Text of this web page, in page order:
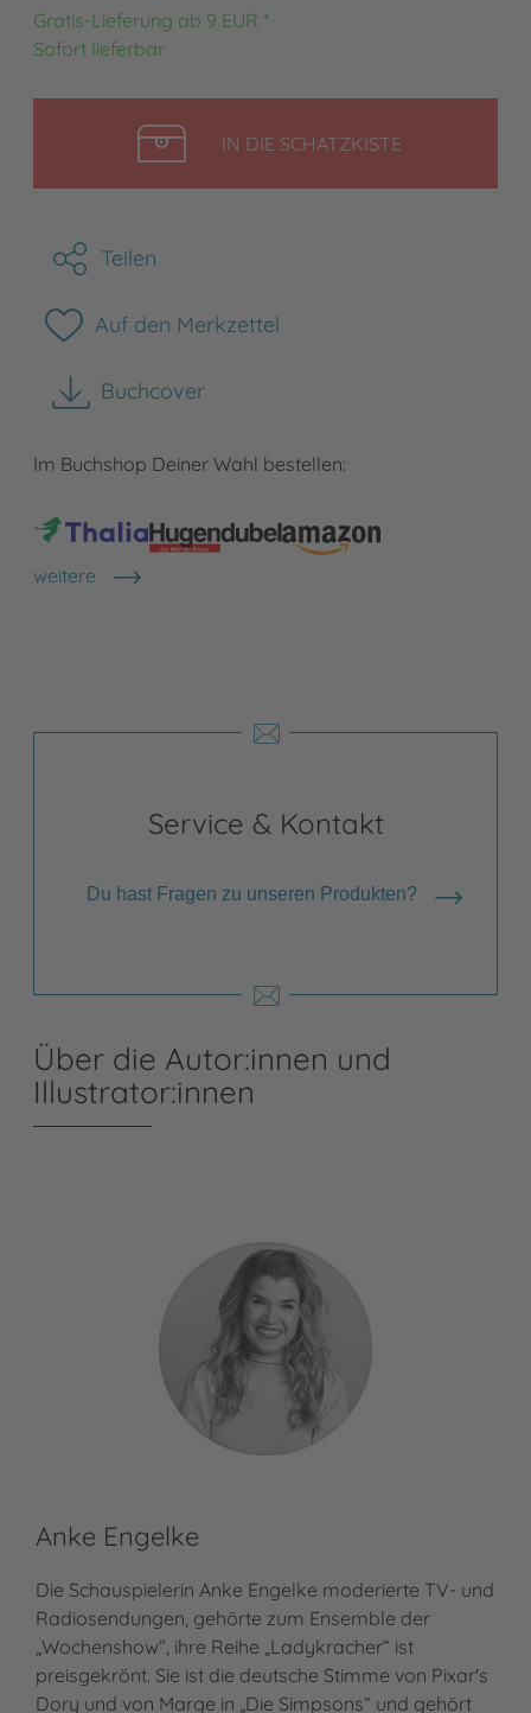
Gratis-Lieferung ab 9 EUR *
Sofort lieferbar
IN DIE SCHATZKISTELEGEN
Teilen
Auf den Merkzettel
Buchcover
herunterladen
Im Buchshop Deiner Wahl bestellen:
weitere
Shops anzeigen
Service & Kontakt
Du hast Fragen zu unseren Produkten?
Über die Autor:innen und
Illustrator:innen
Anke Engelke
Die Schauspielerin Anke Engelke moderierte TV- und
Radiosendungen, gehörte zum Ensemble der
„Wochenshow“, ihre Reihe „Ladykracher“ ist
preisgekrönt. Sie ist die deutsche Stimme von Pixar's
Dory und von Marge in „Die Simpsons“ und gehört